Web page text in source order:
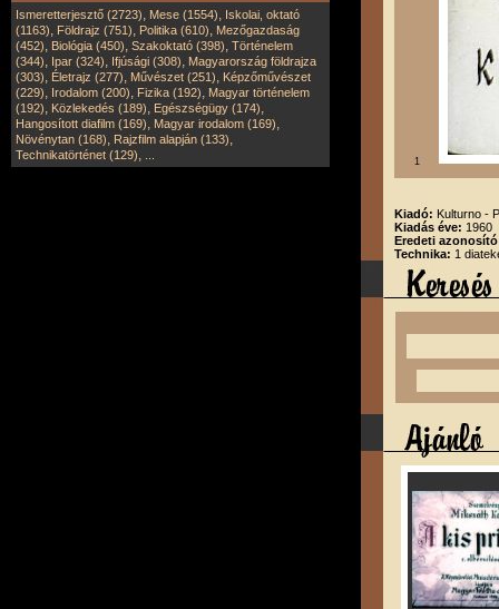
Ismeretterjesztő (2723), Mese (1554), Iskolai, oktató
(1163), Földrajz (751), Politika (610), Mezőgazdaság
(452), Biológia (450), Szakoktató (398), Történelem
(344), Ipar (324), Ifjúsági (308), Magyarország földrajza
(303), Életrajz (277), Művészet (251), Képzőművészet
(229), Irodalom (200), Fizika (192), Magyar történelem
(192), Közlekedés (189), Egészségügy (174),
Hangosított diafilm (169), Magyar irodalom (169),
Növénytan (168), Rajzfilm alapján (133),
Technikatörténet (129), 1
Kiadó: Kulturno -
Kiadás éve: 1960
Eredeti
Technika: 1